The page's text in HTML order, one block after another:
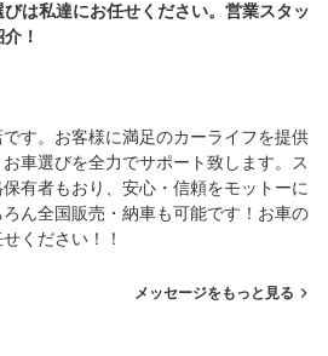
びは私達にお任せください。営業スタッ
！
す。お客様に満足のカーライフを提供
車選びを全力でサポート致します。ス
有者もおり、安心・信頼をモットーに
ん全国販売・納車も可能です！お車の
ください！！
メッセージをもっと見る